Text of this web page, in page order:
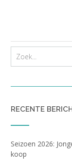
RECENTE
Seizoen 2026:
koop